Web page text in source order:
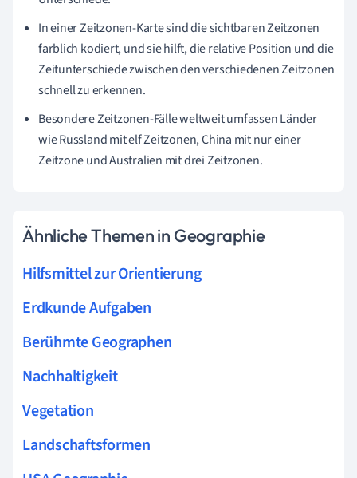
In einer Zeitzonen-Karte sind die sichtbaren Zeitzonen
farblich kodiert, und sie hilft, die relative Position und die
Zeitunterschiede zwischen den verschiedenen Zeitzonen
schnell zu erkennen.
Besondere Zeitzonen-Fälle weltweit umfassen Länder
wie Russland mit elf Zeitzonen, China mit nur einer
Zeitzone und Australien mit drei Zeitzonen.
Ähnliche Themen in Geographie
Hilfsmittel zur Orientierung
Erdkunde Aufgaben
Berühmte Geographen
Nachhaltigkeit
Vegetation
Landschaftsformen